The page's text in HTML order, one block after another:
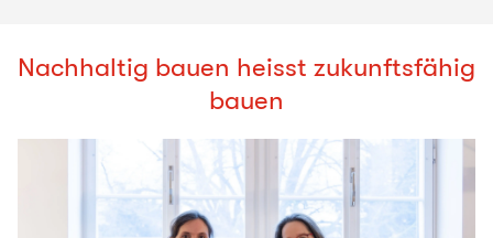
Nachhaltig bauen heisst zukunftsfähig
bauen